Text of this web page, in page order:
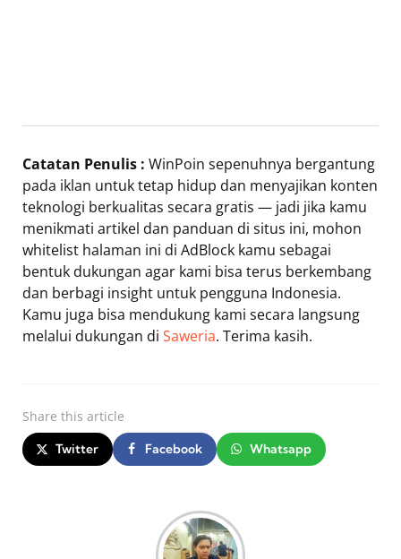
Catatan Penulis : WinPoin sepenuhnya bergantung
pada iklan untuk tetap hidup dan menyajikan konten
teknologi berkualitas secara gratis — jadi jika kamu
menikmati artikel dan panduan di situs ini, mohon
whitelist halaman ini di AdBlock kamu sebagai
bentuk dukungan agar kami bisa terus berkembang
dan berbagi insight untuk pengguna Indonesia.
Kamu juga bisa mendukung kami secara langsung
melalui dukungan di Saweria. Terima kasih.
Share this article
Twitter Facebook Whatsapp